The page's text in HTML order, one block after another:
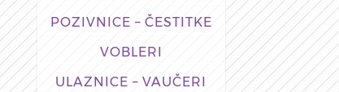
POZIVNICE – ČESTITKE
VOBLERI
ULAZNICE – VAUČERI